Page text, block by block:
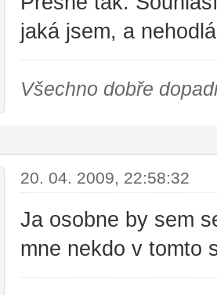
jaká jsem, a
Všechno dobře
20. 04. 2009, 22:58:32
Ja osobne by sem
mne nekdo v tomto